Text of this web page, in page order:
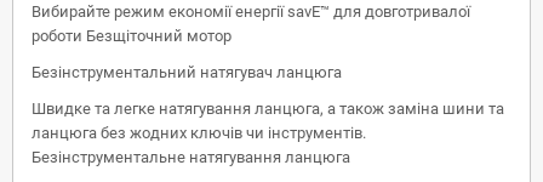
Вибирайте режим економії енергії savE™ для довготривалої
роботи Безщіточний мотор
Безінструментальний натягувач ланцюга
Швидке та легке натягування ланцюга, а також заміна шини та
ланцюга без жодних ключів чи інструментів.
Безінструментальне натягування ланцюга